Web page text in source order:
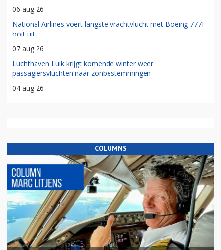
06 aug 26
National Airlines voert langste vrachtvlucht met Boeing 777F
ooit uit
07 aug 26
Luchthaven Luik krijgt komende winter weer
passagiersvluchten naar zonbestemmingen
04 aug 26
COLUMNS